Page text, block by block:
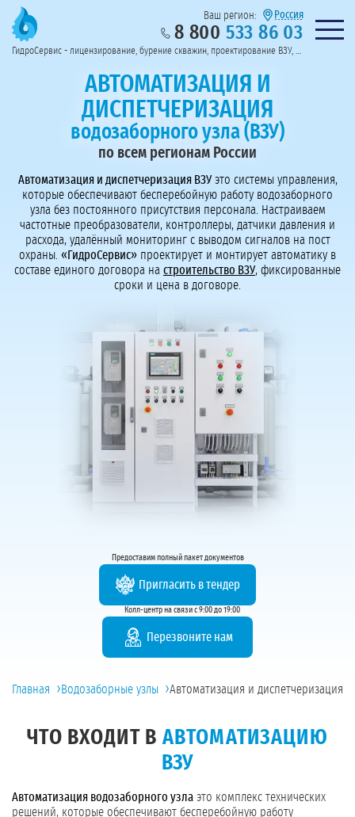
Предоставим полный пакет документов
Пригласить в тендер
Колл-центр на связи с 9:00 до 19:00
Перезвоните мне!
Ваш регион: Россия
8 800 533 86 03 Нужна
ГидроСервис - лицензирование, бурение скважин, проектирование ВЗУ, системы водоподготовки
АВТОМАТИЗАЦИЯ И
ДИСПЕТЧЕРИЗАЦИЯ
водозаборного узла (ВЗУ)
по всем регионам России
Автоматизация и диспетчеризация ВЗУэто системы управления,
которые обеспечивают бесперебойную работу водозаборного
узла без постоянного присутствия персонала. Настраиваем
частотные преобразователи, контроллеры, датчики давления и
расхода, удалённый мониторинг с выводом сигналов на пост
охраны. «ГидроСервис» проектирует и монтирует автоматику в
составе единого договора на строительство ВЗУ, фиксированные
сроки и цена в договоре.
Предоставим полный пакет документов
Пригласить в тендер
Колл-центр на связи с 9:00 до 19:00
Перезвоните нам
Главная ›Водозаборные узлы ›Автоматизация и диспетчеризация
ЧТО ВХОДИТ В АВТОМАТИЗАЦИЮ
ВЗУ
Автоматизация водозаборного узла это комплекс технических
решений, которые обеспечивают бесперебойную работу